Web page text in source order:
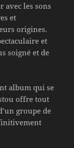
avec les sons
et
origines.
et
soigné et de
album qui se
offre tout
groupe de